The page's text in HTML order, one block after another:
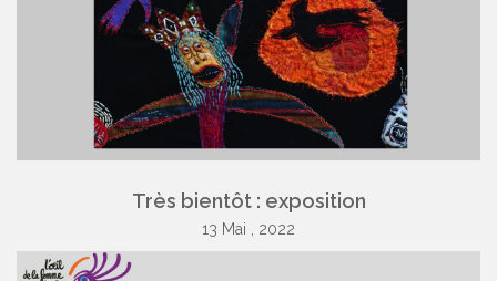
Très bientôt : exposition
13 Mai , 2022